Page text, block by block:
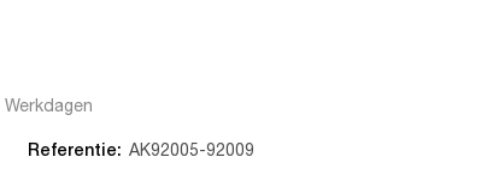
Referentie: AK92005-92009